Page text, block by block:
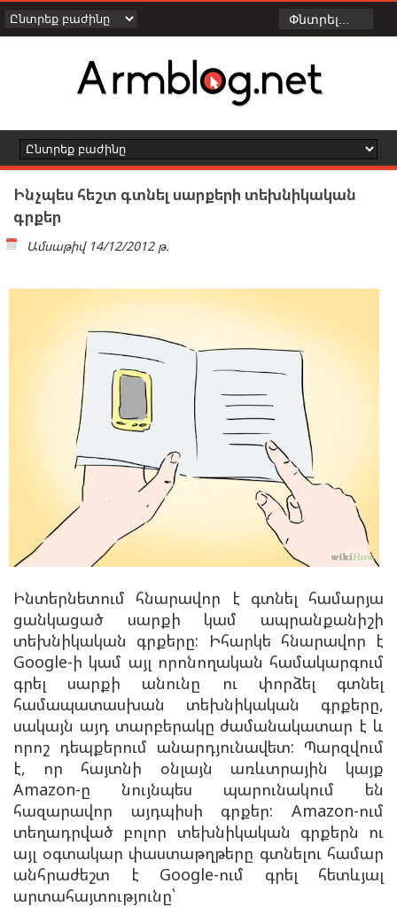
Ինչպես հեշտ գտնել սարքերի տեխնիկական
գրքեր
Ամսաթիվ 14/12/2012 թ.
Ինտերնետում հնարավոր է գտնել համարյա
ցանկացած սարքի կամ ապրանքանիշի
տեխնիկական գրքերը: Իհարկե հնարավոր է
Google-ի կամ այլ որոնողական համակարգում
գրել սարքի անունը ու փորձել գտնել
համապատասխան տեխնիկական գրքերը,
սակայն այդ տարբերակը ժամանակատար է և
որոշ դեպքերում անարդյունավետ: Պարզվում
է, որ հայտնի օնլայն առևտրային կայք
Amazon-ը նույնպես պարունակում են
հազարավոր այդպիսի գրքեր: Amazon-ում
տեղադրված բոլոր տեխնիկական գրքերն ու
այլ օգտակար փաստաթղթերը գտնելու համար
անհրաժեշտ է Google-ում գրել հետևյալ
արտահայտությունը՝